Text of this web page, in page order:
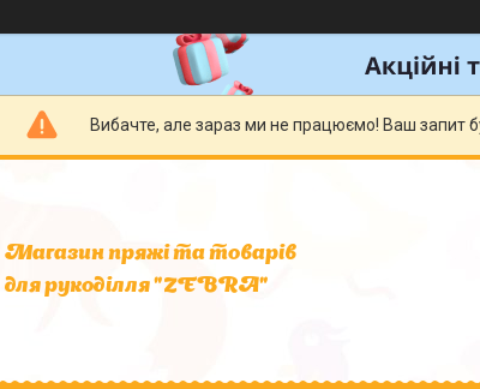
Вибачте, але зараз ми не працюємо! Ваш запит
Магазин пряжі та товарів
для рукоділля "ZEBRA"